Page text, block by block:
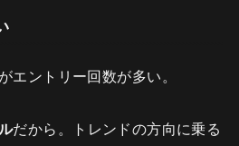
エントリー回数が多い。
だから。トレンドの方向に乗る